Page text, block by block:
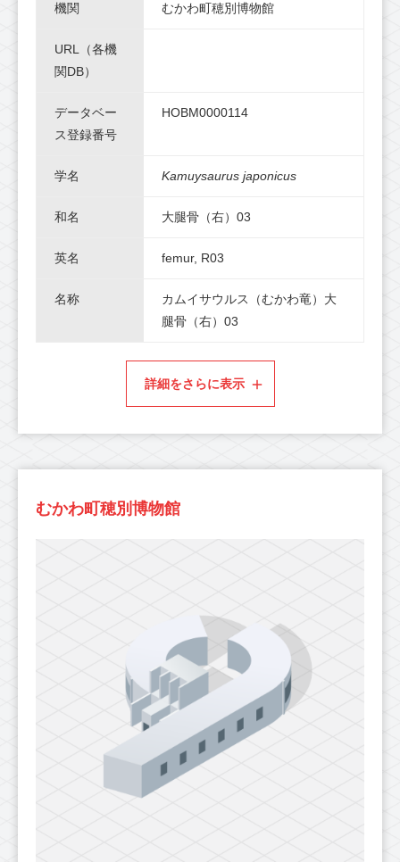
機関 むかわ町穂別博物館
URL（各機
関DB）
データベー
ス登録番号
HOBM0000114
学名 Kamuysaurus japonicus
和名 大腿骨（右）03
英名 femur, R03
名称
カムイサウルス（むかわ竜）大
腿骨（右）03
詳細をさらに表示
むかわ町穂別博物館